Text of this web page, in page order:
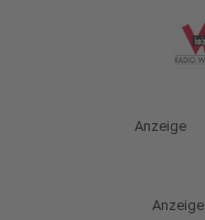
Anzeige
Anzeige